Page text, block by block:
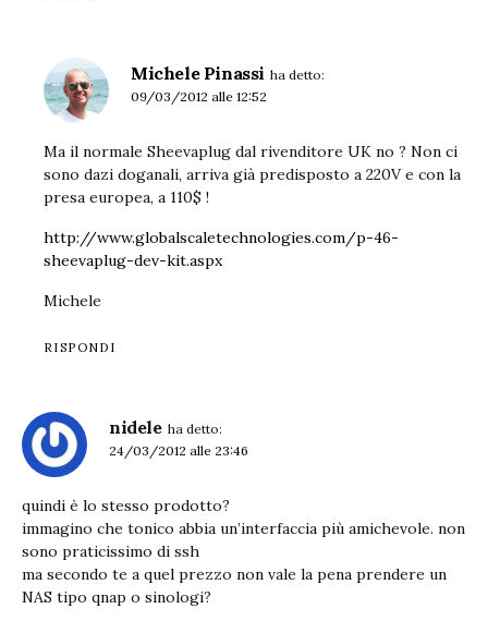
Michele Pinassi ha detto:
09/03/2012 alle 12:52
Ma il normale Sheevaplug dal rivenditore UK no ? Non ci
sono dazi doganali, arriva già predisposto a 220V e con la
presa europea, a 110$ !
http://www.globalscaletechnologies.com/p-46-
sheevaplug-dev-kit.aspx
Michele
RISPONDI
nidele ha detto:
24/03/2012 alle 23:46
quindi è lo stesso prodotto?
immagino che tonico abbia un’interfaccia più amichevole. non
sono praticissimo di ssh
ma secondo te a quel prezzo non vale la pena prendere un
NAS tipo qnap o sinologi?